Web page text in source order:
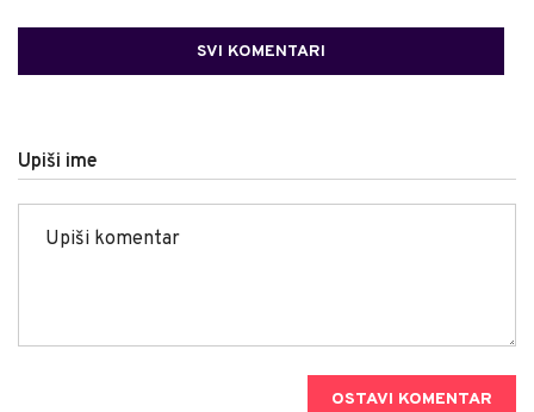
SVI KOMENTARI
Upiši ime
OSTAVI KOMENTAR